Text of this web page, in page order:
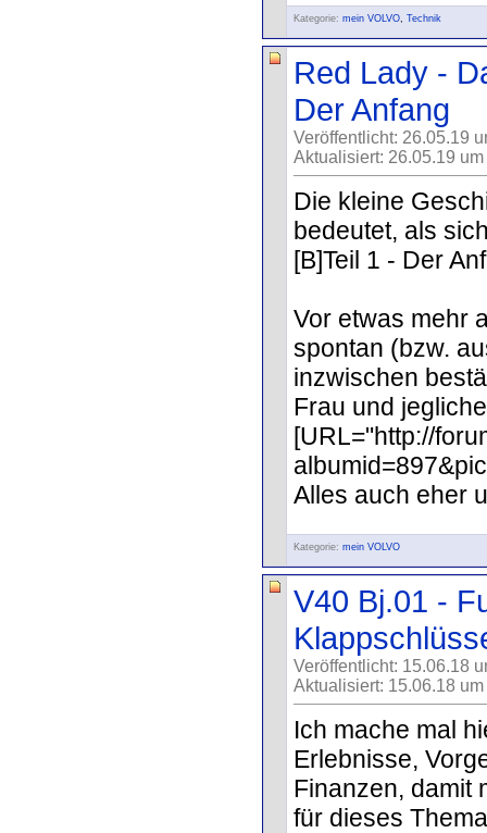
Kategorie: mein VOLVO, Technik
Red Lady -
Der Anfang
Veröffentlicht: 26.05.19
Aktualisiert: 26.05.19
Die kleine
bedeutet, als
[B]Teil 1 - Der
Vor etwas mehr
spontan (bzw.
inzwischen
Frau und
[URL="http://
Alles auch eher
Kategorie: mein VOLVO
V40 Bj.01 -
Veröffentlicht: 15.06.18
Aktualisiert: 15.06.18
Ich mache mal
Erlebnisse,
Finanzen, damit
für dieses